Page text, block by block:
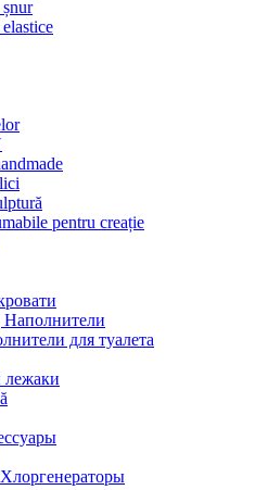
pentru creație
Наполнители
для туалета